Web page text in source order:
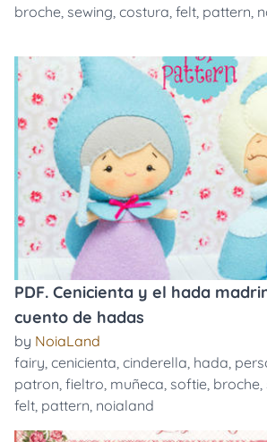
broche, sewing, costura, felt, pattern,
PDF. Cenicienta y el hada
cuento de hadas
by NoiaLand
fairy, cenicienta, cinderella, hada,
patron, fieltro, muñeca, softie, broche,
felt, pattern, noialand